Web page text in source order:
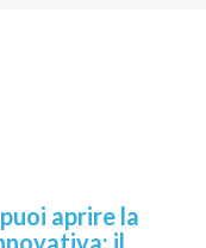
aprire la